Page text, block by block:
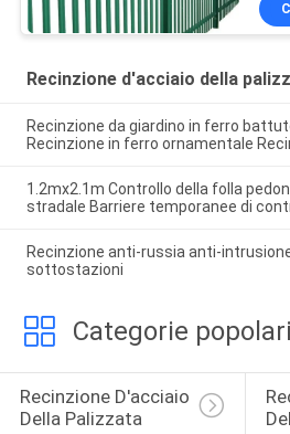
Recinzione d'acciaio della
Recinzione da giardino in ferro
Recinzione in ferro ornamentale
1.2mx2.1m Controllo della folla
stradale Barriere temporanee di
Recinzione anti-russia anti-
sottostazioni
Categorie popolari
Recinzione D'acciaio
Della Palizzata